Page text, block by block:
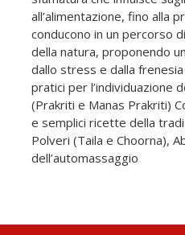
all’alimentazione, fino alla
conducono in un percorso
della natura, proponendo
dallo stress e dalla frenesia
pratici per l’individuazione
(Prakriti e Manas Prakriti)
e semplici ricette della
Polveri (Taila e Choorna),
dell’automassaggio